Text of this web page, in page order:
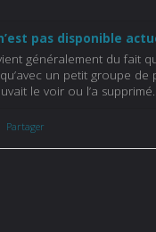
pas disponible
généralement du fait
un petit groupe de
le voir ou l’a supprimé.
Partager